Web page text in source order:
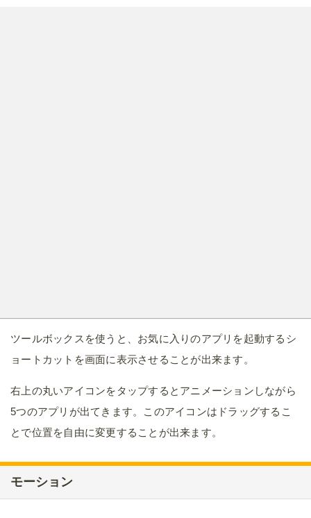
ツールボックスを使うと、お気に入りのアプリを起動するシ
ョートカットを画面に表示させることが出来ます。
右上の丸いアイコンをタップするとアニメーションしながら
5つのアプリが出てきます。このアイコンはドラッグするこ
とで位置を自由に変更することが出来ます。
モーション